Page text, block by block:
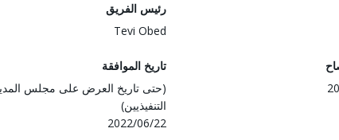
رئيس الفريق
Tevi Obed
تاريخ الموافقة
(حتى تاريخ العرض على مجلس
التنفيذيين)
2022/06/22